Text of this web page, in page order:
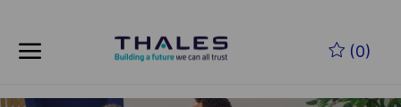
(0)
-